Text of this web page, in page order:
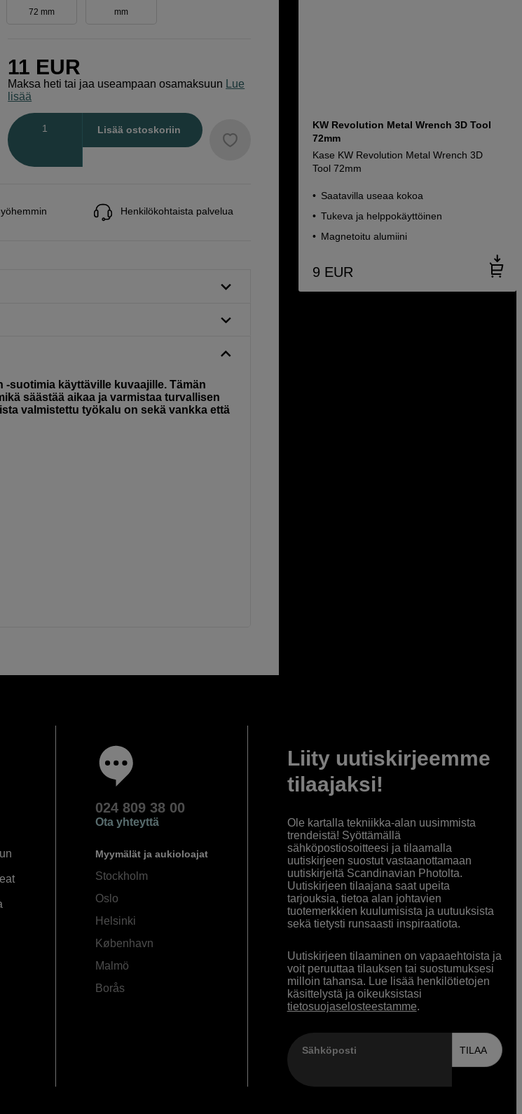
72 mm mm
11 EUR
Maksa heti tai jaa useampaan osamaksuun
Lue
lisää
Lisää ostoskoriin
Henkilökohtaista palvelua
suotimia käyttäville kuvaajille. Tämän
säästää aikaa ja varmistaa turvallisen
valmistettu työkalu on sekä vankka että
KW Revolution Metal Wrench 3D Tool
72mm
Kase KW Revolution Metal Wrench 3D
Tool 72mm
Saatavilla useaa kokoa
Tukeva ja helppokäyttöinen
Magnetoitu alumiini
9 EUR
024 809 38 00
Ota yhteyttä
Myymälät ja aukioloajat
Stockholm
Oslo
Helsinki
København
Malmö
Borås
Liity uutiskirjeemme
tilaajaksi!
Ole kartalla tekniikka-alan uusimmista
trendeistä! Syöttämällä
sähköpostiosoitteesi ja tilaamalla
uutiskirjeen suostut vastaanottamaan
uutiskirjeitä Scandinavian Photolta.
Uutiskirjeen tilaajana saat upeita
tarjouksia, tietoa alan johtavien
tuotemerkkien kuulumisista ja uutuuksista
sekä tietysti runsaasti inspiraatiota.
Uutiskirjeen tilaaminen on vapaaehtoista ja
voit peruuttaa tilauksen tai suostumuksesi
milloin tahansa. Lue lisää henkilötietojen
käsittelystä ja oikeuksistasi
tietosuojaselosteestamme.
Sähköposti TILAA